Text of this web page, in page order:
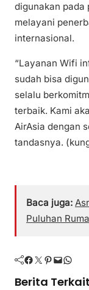
digunakan pada
melayani
internasional.
“Layanan Wifi
sudah bisa
selalu
terbaik. Kami
AirAsia dengan
tandasnya.
Baca juga:
Puluhan
Facebook Twitter Pinterest Mail WhatsApp
Berita Terkait